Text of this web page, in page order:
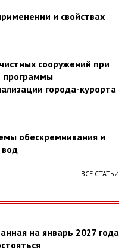
и свойствах
сооружений при
программы
города-курорта
обескремнивания и
ВСЕ СТАТЬИ
на январь 2027 года